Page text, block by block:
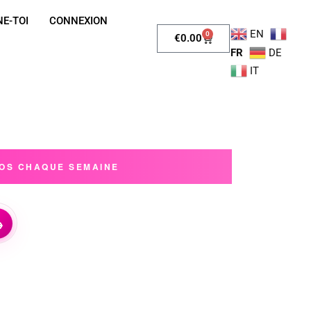
TOI
CONNEXION
€0.00 0
EN
FR
DE
IT
CHAQUE SEMAINE